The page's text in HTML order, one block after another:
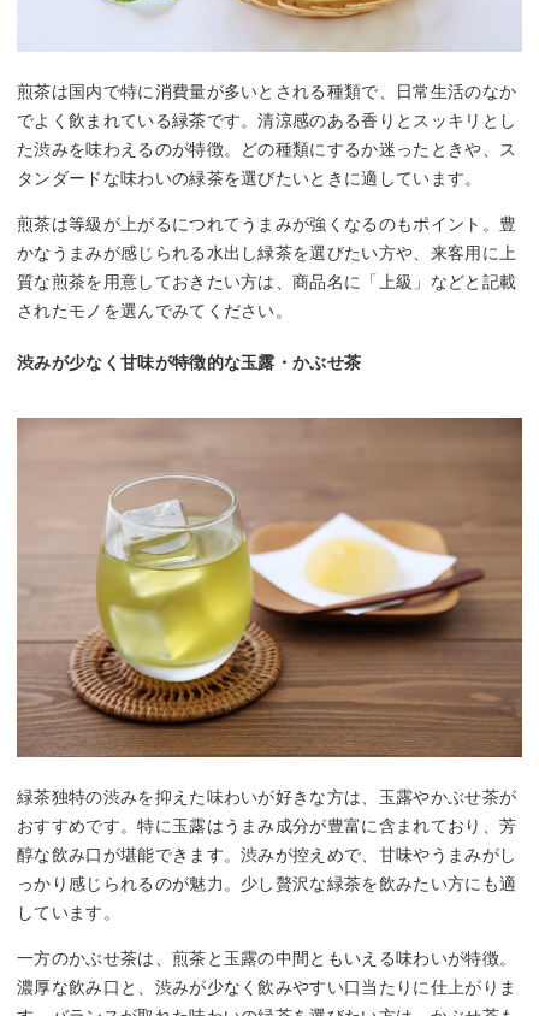
煎茶は国内で特に消費量が多いとされる種類で、日常生活のなか
でよく飲まれている緑茶です。清涼感のある香りとスッキリとし
た渋みを味わえるのが特徴。どの種類にするか迷ったときや、ス
タンダードな味わいの緑茶を選びたいときに適しています。
煎茶は等級が上がるにつれてうまみが強くなるのもポイント。豊
かなうまみが感じられる水出し緑茶を選びたい方や、来客用に上
質な煎茶を用意しておきたい方は、商品名に「上級」などと記載
されたモノを選んでみてください。
渋みが少なく甘味が特徴的な玉露・かぶせ茶
緑茶独特の渋みを抑えた味わいが好きな方は、玉露やかぶせ茶が
おすすめです。特に玉露はうまみ成分が豊富に含まれており、芳
醇な飲み口が堪能できます。渋みが控えめで、甘味やうまみがし
っかり感じられるのが魅力。少し贅沢な緑茶を飲みたい方にも適
しています。
一方のかぶせ茶は、煎茶と玉露の中間ともいえる味わいが特徴。
濃厚な飲み口と、渋みが少なく飲みやすい口当たりに仕上がりま